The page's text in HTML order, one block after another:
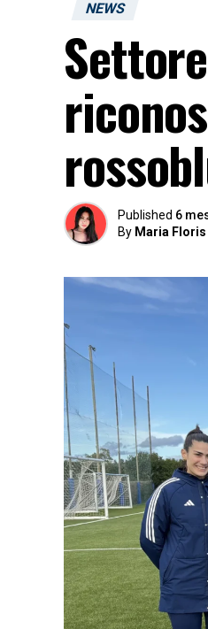
NEWS
Published 6
By Maria Floris